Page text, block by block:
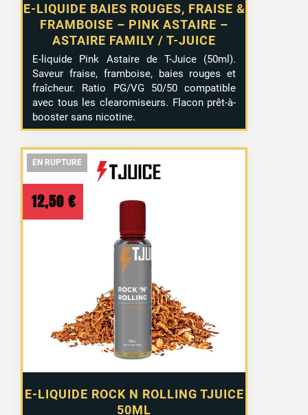
E-LIQUIDE BAIES ROUGES, FRAISE &
FRAMBOISE – PINK ASTAIRE –
ASTAIRE FAMILY / T-JUICE
E-liquide Pink Astaire de T-Juice (50ml).
Saveur fraise, framboise, baies rouges et
fraîcheur. Ratio PG/VG 50/50 compatible
avec tous les clearomiseurs. Flacon prêt-à-
booster sans nicotine.
EN RUPTURE
EN RUPTURE
E-LIQUIDE ROCK N ROLLING TJUICE
50ML
12,50 €
EN RUPTURE